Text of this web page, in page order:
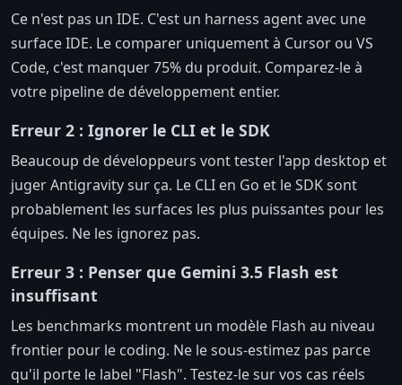
Ce n'est pas un IDE. C'est un harness agent avec une
surface IDE. Le comparer uniquement à Cursor ou VS
Code, c'est manquer 75% du produit. Comparez-le à
votre pipeline de développement entier.
Erreur 2 : Ignorer le CLI et le SDK
Beaucoup de développeurs vont tester l'app desktop et
juger Antigravity sur ça. Le CLI en Go et le SDK sont
probablement les surfaces les plus puissantes pour les
équipes. Ne les ignorez pas.
Erreur 3 : Penser que Gemini 3.5 Flash est
insuffisant
Les benchmarks montrent un modèle Flash au niveau
frontier pour le coding. Ne le sous-estimez pas parce
qu'il porte le label "Flash". Testez-le sur vos cas réels